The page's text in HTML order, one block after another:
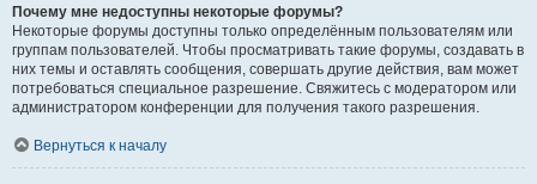
Почему мне недоступны некоторые форумы?
Некоторые форумы доступны только определённым пользователям или
группам пользователей. Чтобы просматривать такие форумы, создавать в
них темы и оставлять сообщения, совершать другие действия, вам может
потребоваться специальное разрешение. Свяжитесь с модератором или
администратором конференции для получения такого разрешения.
Вернуться к началу